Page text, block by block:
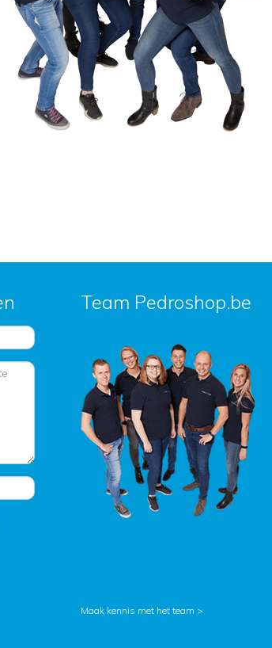
Team Pedroshop.be
Maak kennis met het team >